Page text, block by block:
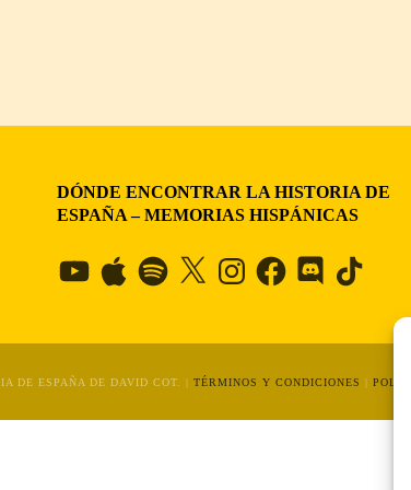
DÓNDE ENCONTRAR LA HISTORIA DE
ESPAÑA – MEMORIAS HISPÁNICAS
YouTube
Apple SpotifyX InstagramFacebookDiscordTikTok
DE ESPAÑA DE DAVID COT. | TÉRMINOS Y CONDICIONES |